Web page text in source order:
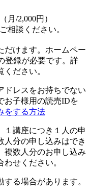
月/2,000円）
相談ください。
だけます。ホームペー
登録が必要です。詳
ください。
ドレスをお持ちでない
お子様用の読売IDを
をする方法
講座につき１人の申
人分の申し込みはでき
複数人分のお申し込み
せください。
る場合があります。